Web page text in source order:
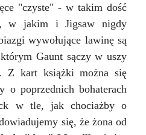
"czyste" - w takim dość
w jakim i Jigsaw nigdy
wywołujące lawinę są
Gaunt sączy w uszy
Z kart książki można się
o poprzednich bohaterach
w tle, jak chociażby o
się, że żona od